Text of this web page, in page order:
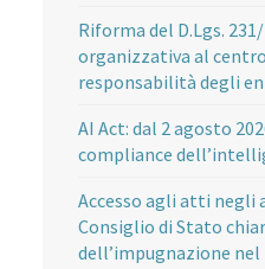
Riforma del D.Lgs.
organizzativa al
responsabilità degli
AI Act: dal 2 agosto
compliance
Accesso agli atti negli
Consiglio di Stato
dell’impugnazione